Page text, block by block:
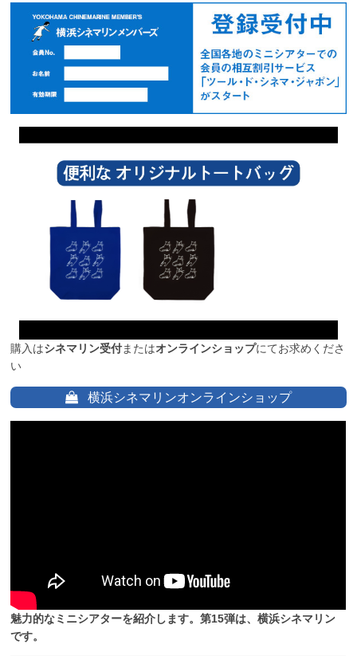
購入はシネマリン受付またはオンラインショップにてお求めくださ
い
横浜シネマリンオンラインショップ
魅力的なミニシアターを紹介します。第15弾は、横浜シネマリン
です。